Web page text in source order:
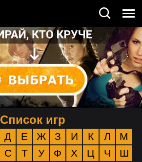
Список игр
Д Е Ж З И К Л
М
С Т У Ф Х Ц Ч
Ш